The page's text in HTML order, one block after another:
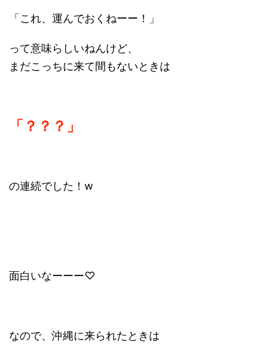
「これ、運んでおくねーー！」
って意味らしいねんけど、
まだこっちに来て間もないときは
「？？？」
の連続でした！w
面白いなーーー♡
なので、沖縄に来られたときは